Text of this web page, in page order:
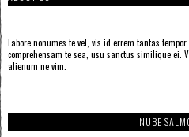
Labore nonumes te vel, vis id errem tantas
comprehensam te sea, usu sanctus similique ei.
alienum ne vim.
NUBE